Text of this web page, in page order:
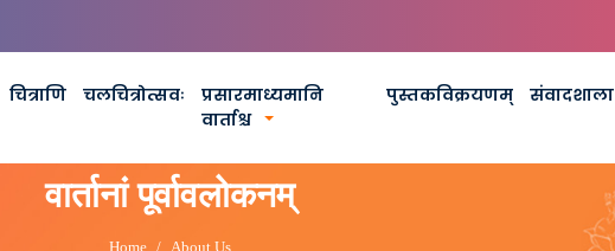
चित्राणि चलचित्रोत्सवः
प्रसारमाध्यमानि
वार्ताश्च
पुस्तकविक्रयणम् संवादशाला
वार्तानां पूर्वावलोकनम्
Home About Us